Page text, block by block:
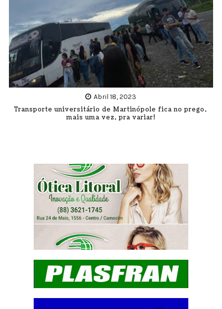
Abril 18, 2023
Transporte universitário de Martinópole fica no prego,
mais uma vez, pra variar!